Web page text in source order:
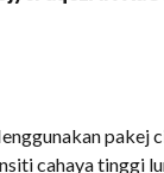
pakej
cahaya tinggi